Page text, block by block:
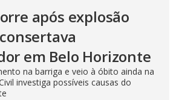
após explosão
em Belo Horizonte
na barriga e veio à óbito ainda na
investiga possíveis causas do